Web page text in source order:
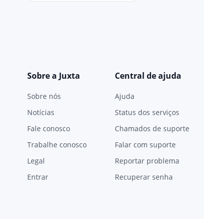
Sobre a Juxta
Sobre nós
Notícias
Fale conosco
Trabalhe conosco
Legal
Entrar
Central de ajuda
Ajuda
Status dos serviços
Chamados de suporte
Falar com suporte
Reportar problema
Recuperar senha